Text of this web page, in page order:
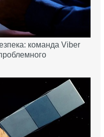
команда Viber